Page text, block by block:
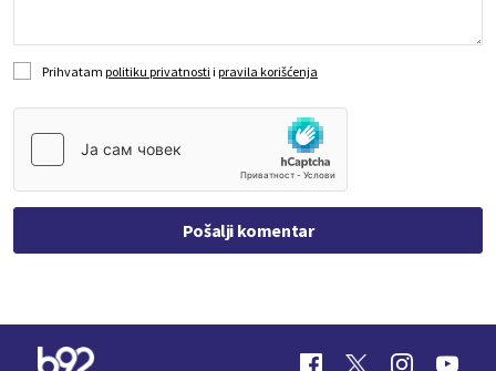
Prihvatam politiku privatnosti i pravila korišćenja
Pošalji komentar